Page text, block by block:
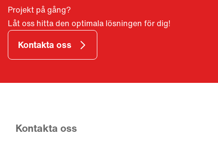
Projekt på gång?
Låt oss hitta den optimala lösningen för dig!
Kontakta oss
Kontakta oss